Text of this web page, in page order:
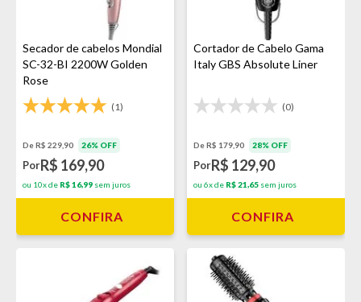
Secador de cabelos Mondial
SC-32-BI 2200W Golden
Rose
(1)
De R$ 229,90 26% OFF
PorR$ 169,90
ou 10x de R$ 16,99 sem juros
CONFIRA
Cortador de Cabelo Gama
Italy GBS Absolute Liner
(0)
De R$ 179,90 28% OFF
PorR$ 129,90
ou 6x de R$ 21,65 sem juros
CONFIRA